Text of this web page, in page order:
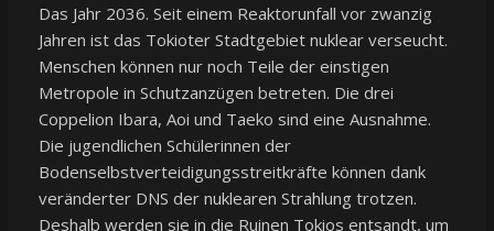
Das Jahr 2036. Seit einem Reaktorunfall vor zwanzig
Jahren ist das Tokioter Stadtgebiet nuklear verseucht.
Menschen können nur noch Teile der einstigen
Metropole in Schutzanzügen betreten. Die drei
Coppelion Ibara, Aoi und Taeko sind eine Ausnahme.
Die jugendlichen Schülerinnen der
Bodenselbstverteidigungsstreitkräfte können dank
veränderter DNS der nuklearen Strahlung trotzen.
Deshalb werden sie in die Ruinen Tokios entsandt, um